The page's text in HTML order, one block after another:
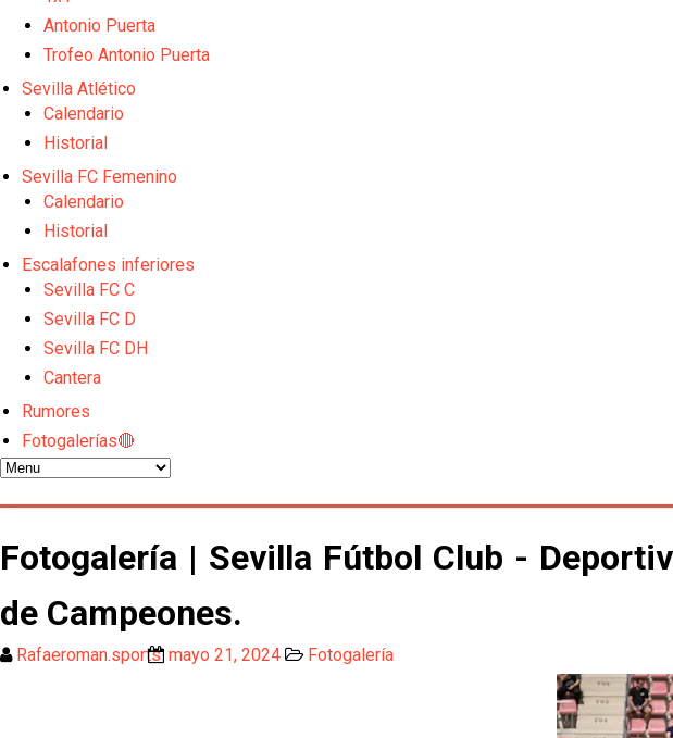
Kochorashvili, seria opción para reforzar el centro del campo sevillista
Sow muy cerca de cerrar su traspaso al Genoa
Banquillos confirmados: así queda la cantera del Sevilla Femenino para
Antonio Puerta
Trofeo Antonio Puerta
Sevilla Atlético
Calendario
Historial
Sevilla FC Femenino
Calendario
Historial
Escalafones inferiores
Sevilla FC C
Sevilla FC D
Sevilla FC DH
Cantera
Rumores
Fotogalerías🔴
Fotogalería | Sevilla Fútbol Club -
de Campeones.
Rafaeroman.sports mayo 21, 2024 Fotogalería